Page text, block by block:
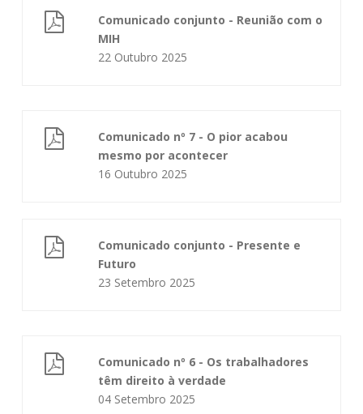
Comunicado conjunto - Reunião com o
MIH
22 Outubro 2025
Comunicado nº 7 - O pior acabou
mesmo por acontecer
16 Outubro 2025
Comunicado conjunto - Presente e
Futuro
23 Setembro 2025
Comunicado nº 6 - Os trabalhadores
têm direito à verdade
04 Setembro 2025